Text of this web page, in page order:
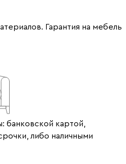
Гарантия на мебель
банковской картой,
либо наличными